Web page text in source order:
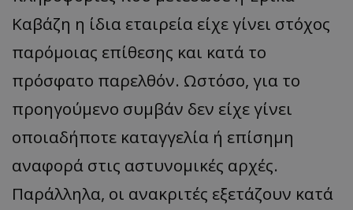
Καβάζη η ίδια εταιρεία είχε γίνει στόχος
παρόμοιας επίθεσης και κατά το
πρόσφατο παρελθόν. Ωστόσο, για το
προηγούμενο συμβάν δεν είχε γίνει
οποιαδήποτε καταγγελία ή επίσημη
αναφορά στις αστυνομικές αρχές.
Παράλληλα, οι ανακριτές εξετάζουν κατά